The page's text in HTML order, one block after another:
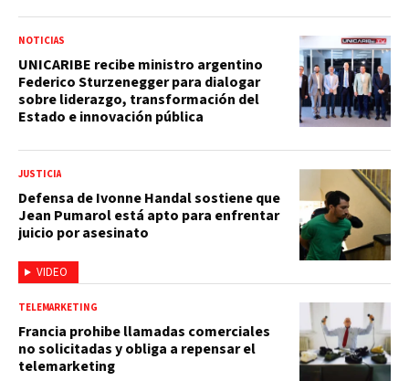
NOTICIAS
UNICARIBE recibe ministro argentino
Federico Sturzenegger para dialogar
sobre liderazgo, transformación del
Estado e innovación pública
VIDEO
JUSTICIA
Defensa de Ivonne Handal sostiene que
Jean Pumarol está apto para enfrentar
juicio por asesinato
TELEMARKETING
Francia prohibe llamadas comerciales
no solicitadas y obliga a repensar el
telemarketing